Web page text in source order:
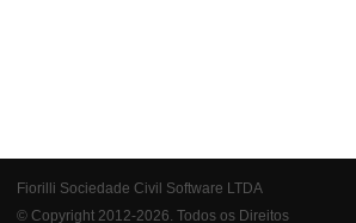
Fiorilli Sociedade Civil Software LTDA
© Copyright 2012-2026. Todos os Direitos